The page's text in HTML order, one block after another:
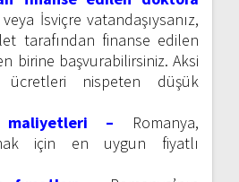
İsviçre vatandaşıysanız,
tarafından finanse edilen
birine başvurabilirsiniz. Aksi
ücretleri nispeten düşük
maliyetleri – Romanya,
için en uygun fiyatlı